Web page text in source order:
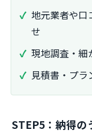
地元業者や口
せ
現地調査・細
見積書・プ
STEP5：納得の